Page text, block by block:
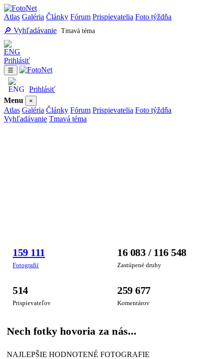
Atlas Galéria Články Fórum Prispievatelia Foto týždňa
🔎 Vyhľadávanie Tmavá téma
Prihlásiť
☰
Prihlásiť
Menu
×
Atlas Galéria Články Fórum Prispievatelia Foto týždňa
Vyhľadávanie Tmavá téma
FOTOGRAFIA
TÝŽDŇA
159 111
Fotografií
16 083 / 116 548
Zastúpené druhy
514
Prispievateľov
259 677
Komentárov
Nech fotky hovoria za nás...
NAJLEPŠIE HODNOTENÉ FOTOGRAFIE